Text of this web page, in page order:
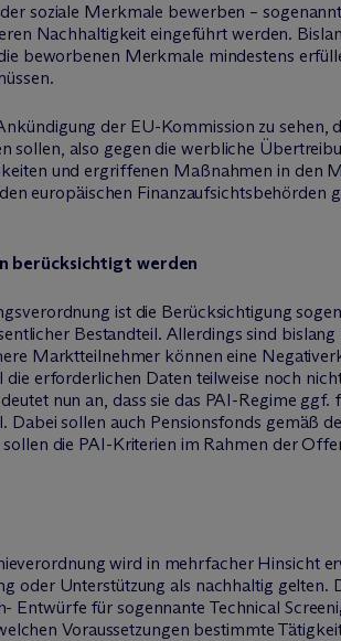
soziale Merkmale bewerben –
Nachhaltigkeit eingeführt werden.
beworbenen Merkmale mindestens
der EU-Kommission zu sehen,
sollen, also gegen die werbliche
und ergriffenen Maßnahmen in den
europäischen
berücksichtigt werden
ist die Berücksichtigung
Bestandteil. Allerdings sind
Marktteilnehmer können eine
erforderlichen Daten teilweise noch
nun an, dass sie das PAI-Regime
sollen auch Pensionsfonds gemäß
die PAI-Kriterien im Rahmen der
wird in mehrfacher Hinsicht
oder Unterstützung als nachhaltig gelten.
Entwürfe für sogennante Technical
Voraussetzungen bestimmte